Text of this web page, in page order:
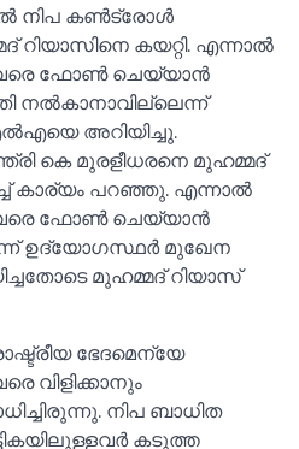
നിപ കണ്‍ട്രോള്‍
റിയാസിനെ കയറ്റി. എന്നാല്‍
ഫോണ്‍ ചെയ്യാന്‍
നല്‍കാനാവില്ലെന്ന്
അറിയിച്ചു.
കെ മുരളീധരനെ മുഹമ്മദ്
കാര്യം പറഞ്ഞു. എന്നാല്‍
ഫോണ്‍ ചെയ്യാന്‍
ഉദ്യോഗസ്ഥര്‍ മുഖേന
മുഹമ്മദ് റിയാസ്
ഭേദമെന്യേ
വിളിക്കാനും
നിപ ബാധിത
കടുത്ത